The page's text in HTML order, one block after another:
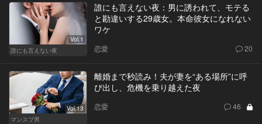
Vol.1
誰にも言えない夜
誰にも言えない夜：男に誘われて、モテる
と勘違いする29歳女。本命彼女になれない
ワケ
恋愛 20
Vol.13
マンスプ男
離婚まで秒読み！夫が妻を“ある場所”に呼
び出し、危機を乗り越えた夜
恋愛 46